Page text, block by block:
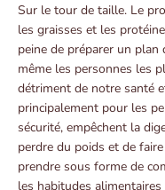
Sur le tour de taille. Le
les graisses et les
peine de préparer un
même les personnes les
détriment de notre santé
principalement pour les
sécurité, empêchent la
perdre du poids et de
prendre sous forme de
les habitudes